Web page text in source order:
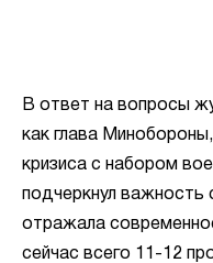
В ответ на вопросы
как глава
кризиса с набором
подчеркнул важность
отражала
сейчас всего 11-12